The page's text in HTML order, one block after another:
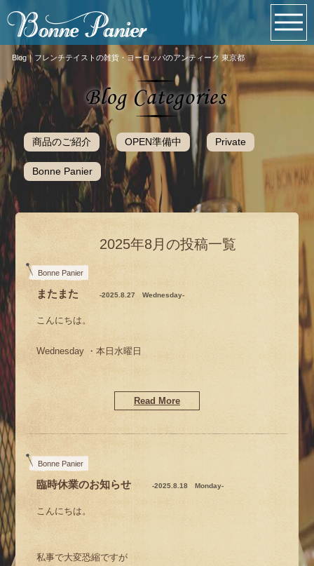
Blog｜フレンチテイストの雑貨・ヨーロッパのアンティーク 東京都
商品のご紹介 OPEN準備中 Private
Bonne Panier
2025年8月の投稿一覧
Bonne Panier
またまた -2025.8.27 Wednesday-
こんにちは。
Wednesday ・本日水曜日
バタバタの1週間が過ぎ
少しずつ日常が戻って来ました。
先週は、突然の臨時休業を
いただいてしまい
申し訳ありませんでした。
Read More
Bonne Panier
臨時休業のお知らせ -2025.8.18 Monday-
こんにちは。
私事で大変恐縮ですが